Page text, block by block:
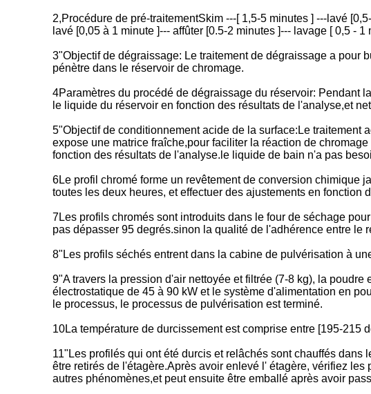
2,Procédure de pré-traitementSkim ---[ 1,5-5 minutes ] ---lavé
lavé [0,05 à 1 minute ]--- affûter [0.5-2 minutes ]--- lavage [ 0,5 -
3"Objectif de dégraissage: Le traitement de dégraissage a pour
pénètre dans le réservoir de chromage.
4Paramètres du procédé de dégraissage du réservoir: Pendant
le liquide du réservoir en fonction des résultats de l'analyse,et
5"Objectif de conditionnement acide de la surface:Le traitement
expose une matrice fraîche,pour faciliter la réaction de
fonction des résultats de l'analyse.le liquide de bain n'a pas
6Le profil chromé forme un revêtement de conversion
toutes les deux heures, et effectuer des ajustements en
7Les profils chromés sont introduits dans le four de séchage
pas dépasser 95 degrés.sinon la qualité de l'adhérence entre le
8"Les profils séchés entrent dans la cabine de pulvérisation à
9"A travers la pression d'air nettoyée et filtrée (7-8 kg), la
électrostatique de 45 à 90 kW et le système d'alimentation en
le processus, le processus de pulvérisation est terminé.
10La température de durcissement est comprise entre [195-215
11"Les profilés qui ont été durcis et relâchés sont chauffés
être retirés de l'étagère.Après avoir enlevé l' étagère, vérifiez
autres phénomènes,et peut ensuite être emballé après avoir